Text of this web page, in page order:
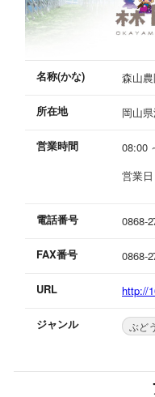
名称(かな) 森山農
所在地 岡山
営業時間
08:00
営業
電話番号 0868-
FAX番号 0868-
URL http://
ジャンル ぶどう